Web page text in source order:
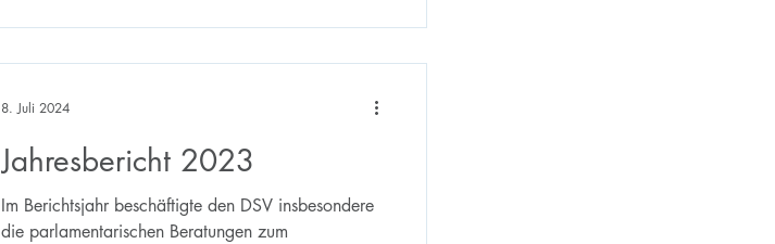
Jahresbericht 2023
Im Berichtsjahr beschäftigte den DSV insbesondere
die parlamentarischen Beratungen zum
8. Juli 2024